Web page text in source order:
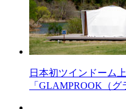
日本初ツインドーム
「GLAMPROOK（グ